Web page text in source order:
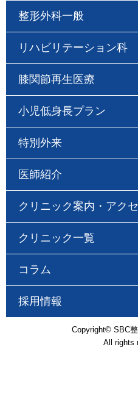
整形外科一般
リハビリテーション科
膝関節再生医療
小児低身長プラン
特別外来
医師紹介
クリニック案内・アク
クリニック一覧
コラム
採用情報
Copyright© SBC
All rights